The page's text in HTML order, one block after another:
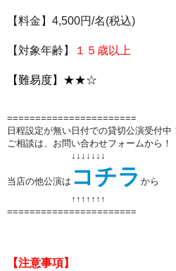
【料金】4,500円/名(税込)
【対象年齢】 １５歳以上
【難易度】★★☆
=======================
日程設定が無い日付での貸切公演受付中
ご相談は、お問い合わせフォームから！
↓↓↓↓↓↓↓
当店の他公演は コチラ から
↑↑ ↑↑ ↑↑ ↑
=======================
【注意事項】